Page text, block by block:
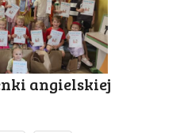
angielskiej